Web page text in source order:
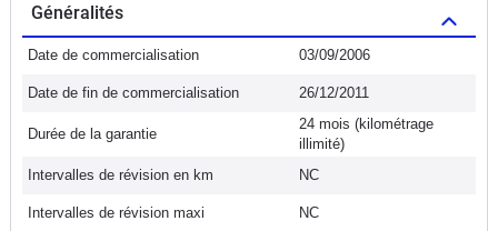
Généralités
Date de commercialisation 03/09/2006
Date de fin de commercialisation 26/12/2011
Durée de la garantie
24 mois (kilométrage
illimité)
Intervalles de révision en km
NC
Intervalles de révision maxi NC